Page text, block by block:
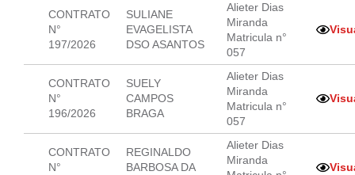
CONTRATO
N°
197/2026
SULIANE
EVAGELISTA
DSO ASANTOS
Alieter Dias
Miranda
Matricula n°
057
CONTRATO
N°
196/2026
SUELY
CAMPOS
BRAGA
Alieter Dias
Miranda
Matricula n°
057
CONTRATO
N°
REGINALDO
BARBOSA DA
Alieter Dias
Miranda